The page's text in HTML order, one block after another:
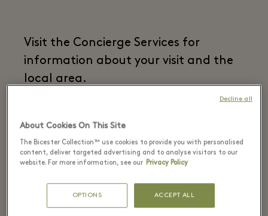
Visit the Concierge Services for
information about your visit and the
local area.
42 35 00 or e-mail
ConciergeServices@LaValleeVillage.com
LVVBookings@LaValleeVillage.com
About Cookies On This Site
The Bicester Collection™ use cookies to provide you with personalised
content, deliver targeted advertising and to analyse visitors to our
website. For more information, see our Privacy Policy
OPTIONS ACCEPT ALL
Decline all